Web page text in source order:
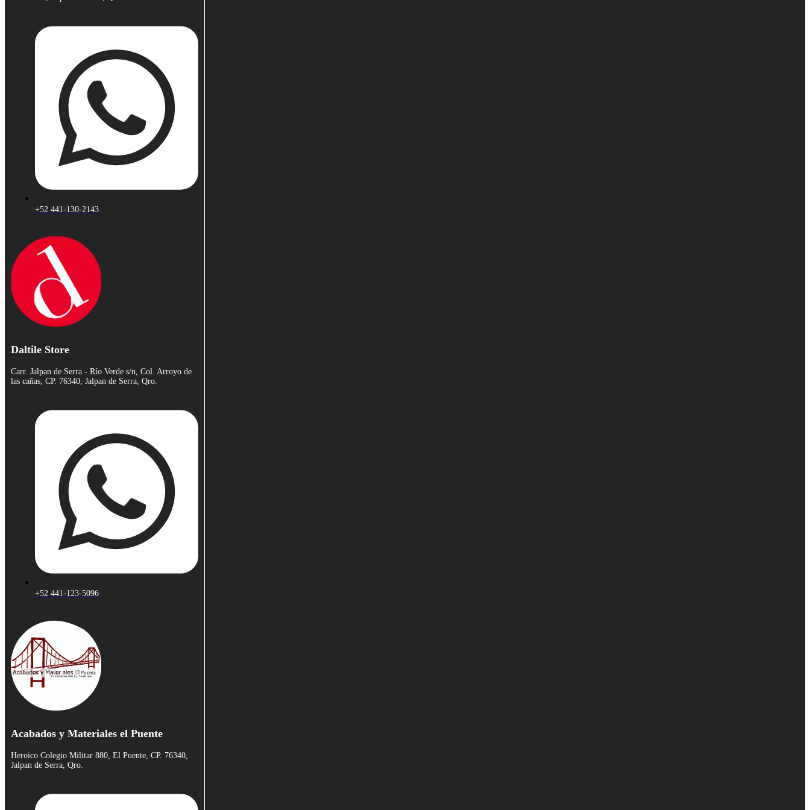
+52 441-130-2143
Daltile Store
Carr. Jalpan de Serra - Río Verde s/n, Col. Arroyo de
las cañas, CP. 76340, Jalpan de Serra, Qro.
+52 441-123-5096
Acabados y Materiales el Puente
Heroico Colegio Militar 880, El Puente, CP. 76340,
Jalpan de Serra, Qro.